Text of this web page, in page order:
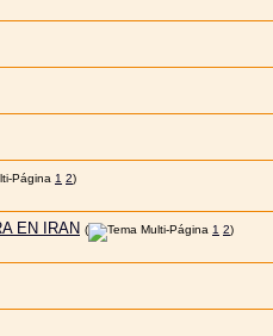
1 2)
EN IRAN ( 1 2)